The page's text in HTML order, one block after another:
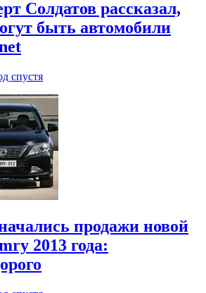
Солдатов рассказал,
быть автомобили
спустя
продажи новой
2013 года: